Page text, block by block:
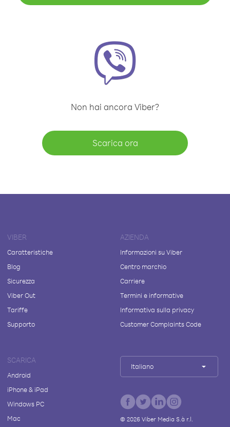
Non hai ancora Viber?
Scarica ora
VIBER
Caratteristiche
Blog
Sicurezza
Viber Out
Tariffe
Supporto
AZIENDA
Informazioni su Viber
Centro marchio
Carriere
Termini e informative
Informativa sulla privacy
Customer Complaints Code
SCARICA
Android
iPhone & iPad
Windows PC
Mac
Italiano
© 2026Viber Media S.à r.l.